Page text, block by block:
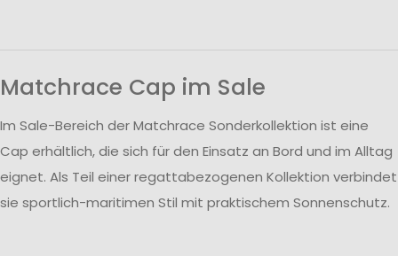
Matchrace Cap im Sale
Im Sale-Bereich der Matchrace Sonderkollektion ist eine
Cap erhältlich, die sich für den Einsatz an Bord und im Alltag
eignet. Als Teil einer regattabezogenen Kollektion verbindet
sie sportlich-maritimen Stil mit praktischem Sonnenschutz.